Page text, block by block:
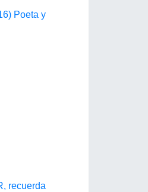
Poeta y
recuerda